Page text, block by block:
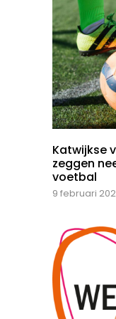
Katwijkse
zeggen
voetbal
9 februari